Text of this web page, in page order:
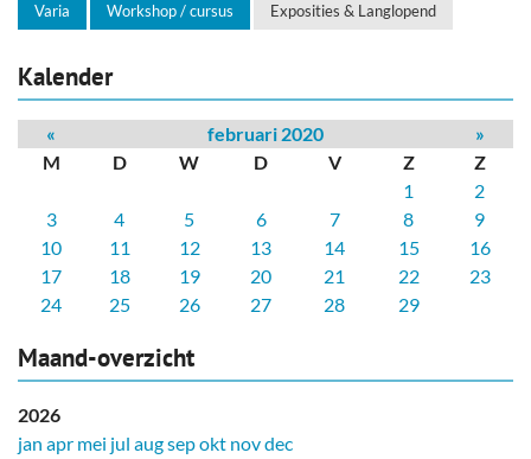
Varia Workshop / cursus Exposities & Langlopend
Kalender
« februari 2020
»
M
D W D V Z
Z
1
2
3
4 5 6 7 8
9
10
11 12 13 14 15
16
17
18 19 20 21 22
23
24
25 26 27 28 29
Maand-overzicht
2026
jan apr mei jul augsepokt novdec